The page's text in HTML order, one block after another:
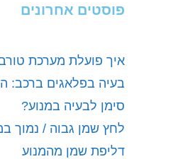
פוסטים אחרונים
איך פועלת מערכת
בעיה בפלאגים ברכב:
סימן לבעיה במנוע?
לחץ שמן גבוה / נמוך
דליפת שמן מהמנוע